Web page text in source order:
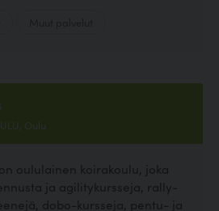
Oulu
oululainen koirakoulu, joka
ja agilitykursseja, rally-
dobo-kursseja, pentu- ja